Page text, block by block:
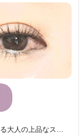
《モチが良い》《憧れの美まつ毛へ☆彡》 魅力溢れる大人の上品なスタイルから、可愛く優しい印象を出すスタイルまで、お客様のご要望に合わせてカウンセリング♪持ちの良さを重視し、メイクがラクになるライフスタイルをよりよくできるようにスタイルをご提案させていただきます。 ”こうなりたい！”をお聞かせ下さい☆ライフスタイルに合わせた最適なスタイルをお作りさせて頂きます☆ お好みの本数をお選びください☆彡華やかなフサフサまつげになれる♪ マツエク初心者から上級者の方までお任せください。オシャレなデザインに女子力UP♪♪ オシャレでHappyな毎日を送りませんか？一緒にお客様の魅力を引き出します！